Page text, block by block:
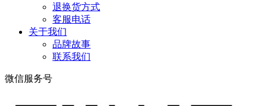
退换货方式
客服电话
关于我们
品牌故事
联系我们
微信服务号